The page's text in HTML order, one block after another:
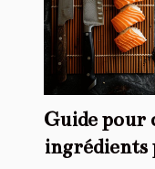
Guide pour
ingrédients